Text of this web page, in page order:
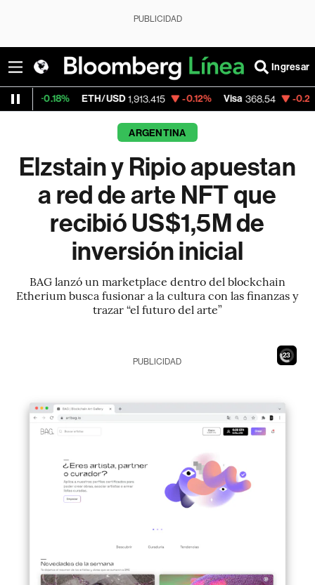
PUBLICIDAD
Ingresar
ETH/USD 1,913.415 -0.12% Visa 368.54 -0.28%
ARGENTINA
Elzstain y Ripio apuestan
a red de arte NFT que
recibió US$1,5M de
inversión inicial
BAG lanzó un marketplace dentro del blockchain
Etherium busca fusionar a la cultura con las finanzas y
trazar “el futuro del arte”
21
PUBLICIDAD